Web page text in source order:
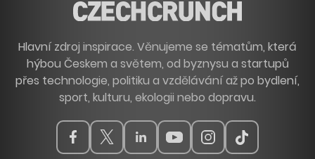
Hlavní zdroj inspirace. Věnujeme se tématům, která
hýbou Českem a světem, od byznysu a startupů
přes technologie, politiku a vzdělávání až po bydlení,
sport, kulturu, ekologii nebo dopravu.